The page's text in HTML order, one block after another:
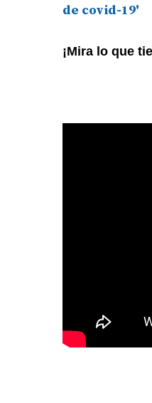
de covid-19'
¡Mira lo que